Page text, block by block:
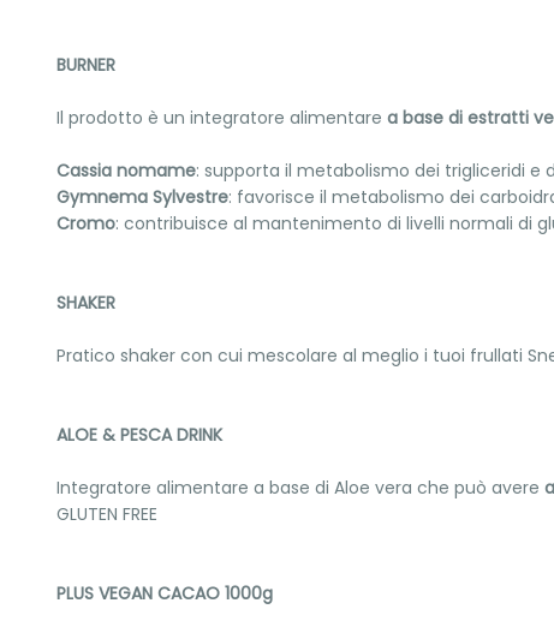
BURNER
Il prodotto è un integratore alimentare a base di estratti
Cassia nomame: supporta il metabolismo dei trigliceridi e
Gymnema Sylvestre: favorisce il metabolismo dei
Cromo: contribuisce al mantenimento di livelli normali di
SHAKER
Pratico shaker con cui mescolare al meglio i tuoi frullati
ALOE & PESCA DRINK
Integratore alimentare a base di Aloe vera che può avere
GLUTEN FREE
PLUS VEGAN CACAO 1000g